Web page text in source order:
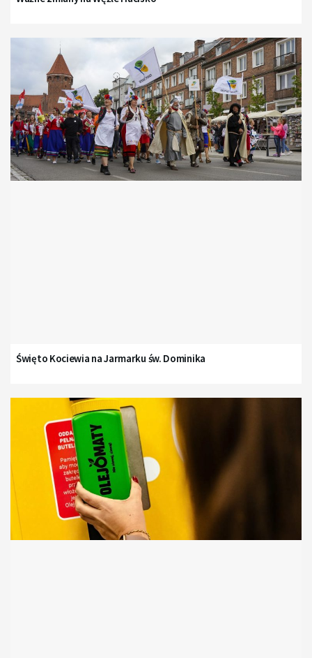
Święto Kociewia na Jarmarku św. Dominika